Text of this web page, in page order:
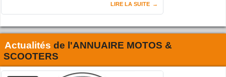
LIRE LA SUITE
Actualités de l'ANNUAIRE MOTOS &
SCOOTERS